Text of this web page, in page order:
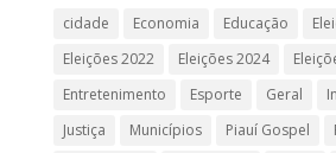
cidade Economia Educação
Eleições 2022
Eleições 2024
Entretenimento
Esporte Geral
Justiça
Municípios Piauí Gospel